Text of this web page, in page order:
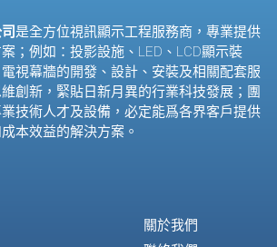
是全方位視訊顯示工程服務商，專業提供
；例如：投影設施、 LED 、 LCD顯示裝
視幕牆的開發、設計、安裝及相關配套服
創新，緊貼日新月異的行業科技發展；團
技術人才及設備，必定能爲各界客戶提供
本效益的解決方案。
關於我們